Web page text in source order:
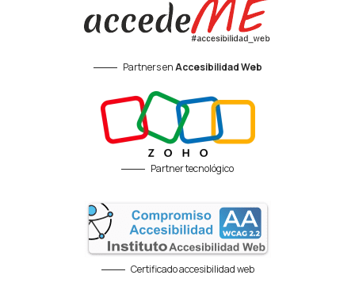
Partners enAccesibilidad Web
Partner tecnológico
Certificado accesibilidad web